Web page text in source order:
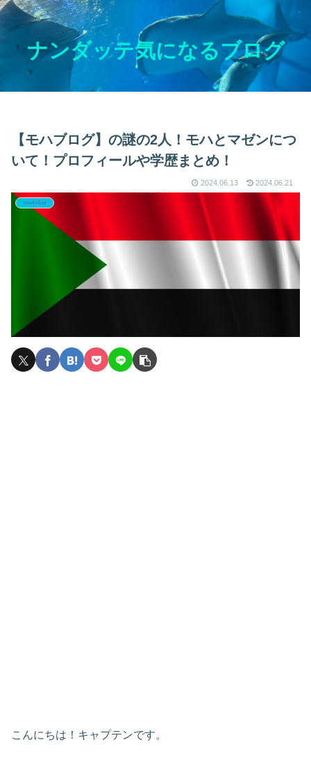
ナンダッテ気になるブログ
【モハブログ】の謎の2人！モハとマゼンにつ
いて！プロフィールや学歴まとめ！
2024.06.13 2024.06.21
youtuber
こんにちは！キャプテンです。